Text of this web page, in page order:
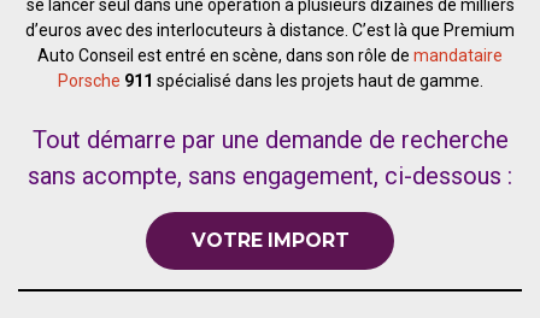
se lancer seul dans une opération à plusieurs dizaines de milliers
d’euros avec des interlocuteurs à distance. C’est là que Premium
Auto Conseil est entré en scène, dans son rôle de mandataire
Porsche 911 spécialisé dans les projets haut de gamme.
Tout démarre par une demande de recherche
sans acompte, sans engagement, ci-dessous :
VOTRE IMPORT